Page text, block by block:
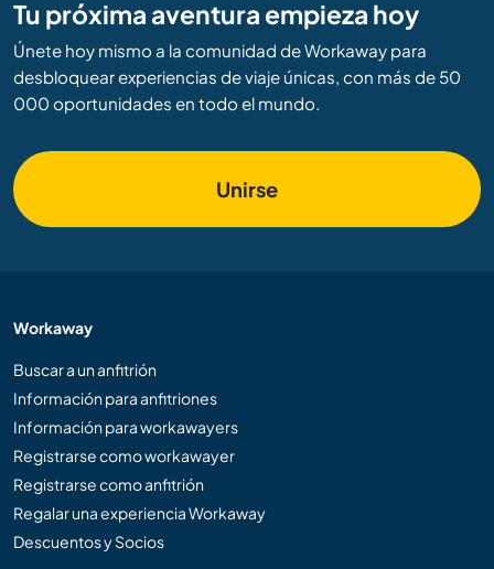
Tu próxima aventura empieza hoy
Únete hoy mismo a la comunidad de Workaway para
desbloquear experiencias de viaje únicas, con más de 50
000 oportunidades en todo el mundo.
Unirse
Workaway
Buscar a un anfitrión
Información para anfitriones
Información para workawayers
Registrarse como workawayer
Registrarse como anfitrión
Regalar una experiencia Workaway
Descuentos y Socios